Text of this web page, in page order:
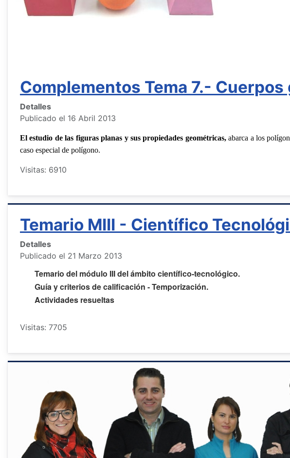
Complementos Tema 7.-
Detalles
Publicado el 16 Abril 2013
El estudio de las figuras planas y sus propiedades geométricas,abarca a los
caso especial de polígono.
Visitas: 6910
Temario MIII - Científico
Detalles
Publicado el 21 Marzo 2013
Temario del módulo III del ámbito científico-tecnológico.
Guía y criterios de calificación - Temporización.
Actividades resueltas
Visitas: 7705